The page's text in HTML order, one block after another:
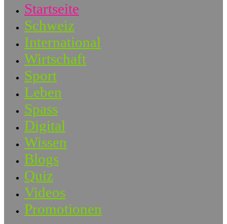
Startseite
Schweiz
International
Wirtschaft
Sport
Leben
Spass
Digital
Wissen
Blogs
Quiz
Videos
Promotionen